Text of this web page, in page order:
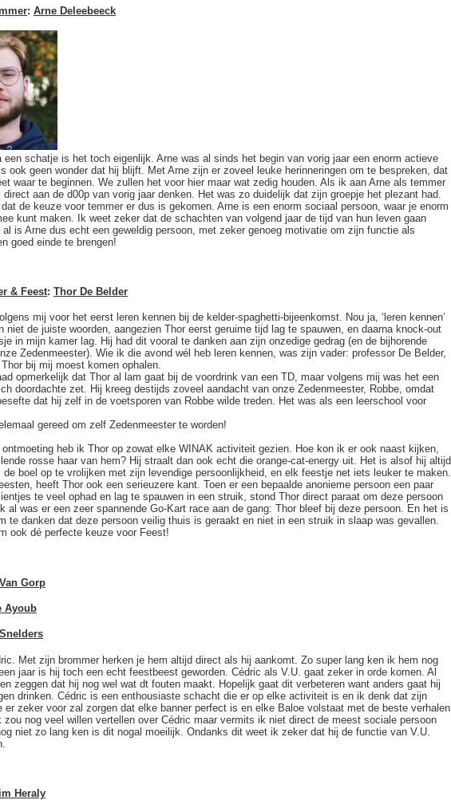
: Arne Deleebeeck
een schatje is het toch eigenlijk. Arne was al sinds het begin van vorig jaar een enorm actieve
ook geen wonder dat hij blijft. Met Arne zijn er zoveel leuke herinneringen om te bespreken, dat
waar te beginnen. We zullen het voor hier maar wat zedig houden. Als ik aan Arne als temmer
aan de d00p van vorig jaar denken. Het was zo duidelijk dat zijn groepje het plezant had.
de keuze voor temmer er dus is gekomen. Arne is een enorm sociaal persoon, waar je enorm
kunt maken. Ik weet zeker dat de schachten van volgend jaar de tijd van hun leven gaan
al is Arne dus echt een geweldig persoon, met zeker genoeg motivatie om zijn functie als
goed einde te brengen!
& Feest: Thor De Belder
mij voor het eerst leren kennen bij de kelder-spaghetti-bijeenkomst. Nou ja, ‘leren kennen’
niet de juiste woorden, aangezien Thor eerst geruime tijd lag te spauwen, en daarna knock-out
in mijn kamer lag. Hij had dit vooral te danken aan zijn onzedige gedrag (en de bijhorende
Zedenmeester). Wie ik die avond wél heb leren kennen, was zijn vader: professor De Belder,
bij mij moest komen ophalen.
opmerkelijk dat Thor al lam gaat bij de voordrink van een TD, maar volgens mij was het een
doordachte zet. Hij kreeg destijds zoveel aandacht van onze Zedenmeester, Robbe, omdat
dat hij zelf in de voetsporen van Robbe wilde treden. Het was als een leerschool voor
gereed om zelf Zedenmeester te worden!
ontmoeting heb ik Thor op zowat elke WINAK activiteit gezien. Hoe kon ik er ook naast kijken,
rosse haar van hem? Hij straalt dan ook echt die orange-cat-energy uit. Het is alsof hij altijd
de boel op te vrolijken met zijn levendige persoonlijkheid, en elk feestje net iets leuker te maken.
heeft Thor ook een serieuzere kant. Toen er een bepaalde anonieme persoon een paar
te veel ophad en lag te spauwen in een struik, stond Thor direct paraat om deze persoon
al was er een zeer spannende Go-Kart race aan de gang: Thor bleef bij deze persoon. En het is
te danken dat deze persoon veilig thuis is geraakt en niet in een struik in slaap was gevallen.
ook dé perfecte keuze voor Feest!
Gorp
Ayoub
Met zijn brommer herken je hem altijd direct als hij aankomt. Zo super lang ken ik hem nog
jaar is hij toch een echt feestbeest geworden. Cédric als V.U. gaat zeker in orde komen. Al
zeggen dat hij nog wel wat dt fouten maakt. Hopelijk gaat dit verbeteren want anders gaat hij
drinken. Cédric is een enthousiaste schacht die er op elke activiteit is en ik denk dat zijn
er zeker voor zal zorgen dat elke banner perfect is en elke Baloe volstaat met de beste verhalen
zou nog veel willen vertellen over Cédric maar vermits ik niet direct de meest sociale persoon
niet zo lang ken is dit nogal moeilijk. Ondanks dit weet ik zeker dat hij de functie van V.U.
Heraly